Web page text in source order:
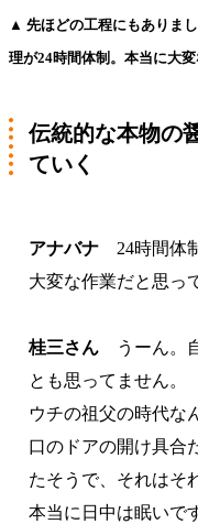
▲ 先ほどの工程にもありま
理が24時間体制。本当に大変
伝統的な本物の
ていく
アナバナ 24時間体
大変な作業だと思っ
桂三さん
うーん。
とも思ってません。
ウチの祖父の時代な
口のドアの開け具合
たそうで、それはそ
本当に日中は眠いで